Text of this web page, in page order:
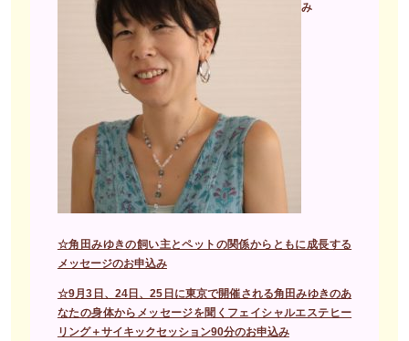
み
☆角田みゆきの飼い主とペットの関係からともに成長する
メッセージのお申込み
☆9月3日、24日、25日に東京で開催される角田みゆきのあ
なたの身体からメッセージを聞くフェイシャルエステヒー
リング＋サイキックセッション90分のお申込み